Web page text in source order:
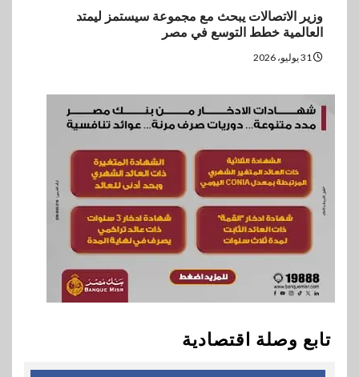
وزير الاتصالات يبحث مع مجموعة سيستمز ليمتد
العالمية خطط التوسع في مصر
تابع وصلة اقتصادية